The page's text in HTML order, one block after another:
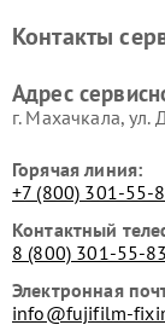
Контакты
Адрес
г. Махачкала, ул.
Горячая линия:
+7 (800) 301-55-
Контактный
8 (800) 301-55-83
Электронная
info@fujifilm-